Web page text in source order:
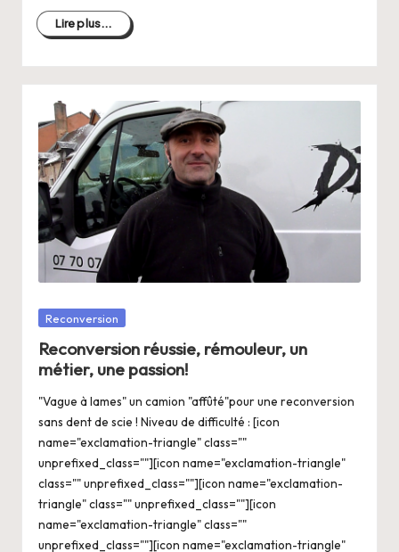
Lire plus...
Posté
Reconversion
Reconversion réussie, rémouleur, un
métier, une passion!
"Vague à lames" un camion "affûté"pour une reconversion
sans dent de scie ! Niveau de difficulté : [icon
name="exclamation-triangle" class=""
unprefixed_class=""][icon name="exclamation-triangle"
class="" unprefixed_class=""][icon name="exclamation-
triangle" class="" unprefixed_class=""][icon
name="exclamation-triangle" class=""
unprefixed_class=""][icon name="exclamation-triangle"